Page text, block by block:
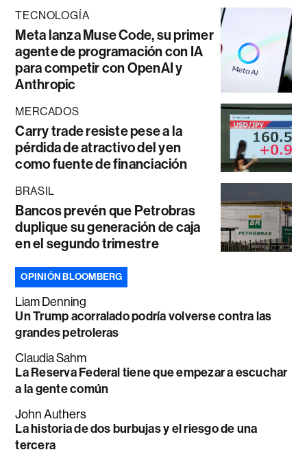
TECNOLOGÍA
Meta lanza Muse Code, su primer
agente de programación con IA
para competir con OpenAI y
Anthropic
MERCADOS
Carry trade resiste pese a la
pérdida de atractivo del yen
como fuente de financiación
BRASIL
Bancos prevén que Petrobras
duplique su generación de caja
en el segundo trimestre
OPINIÓN BLOOMBERG
Liam Denning
Un Trump acorralado podría volverse contra las
grandes petroleras
Claudia Sahm
La Reserva Federal tiene que empezar a escuchar
a la gente común
John Authers
La historia de dos burbujas y el riesgo de una
tercera